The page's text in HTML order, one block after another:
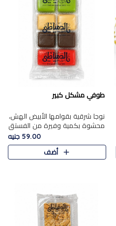
طوفي مشكل كبير
نوجا شرقية بقوامها الأبيض الهش،
محشوة بكمية وفيرة من الفستق
الفاخر لتمنحك نكهة غنية وقرمشة
مميزة في كل قطعة، لتجربة تجمع
بين الفخامة والمذاق..
59.00 جنيه
أضف